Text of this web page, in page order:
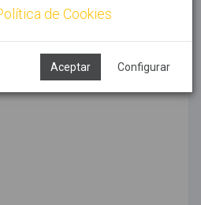
de Cookies
Aceptar Configurar